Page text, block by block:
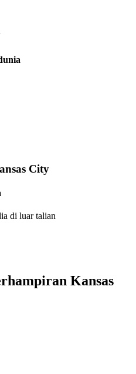
City
di luar talian
Kansas